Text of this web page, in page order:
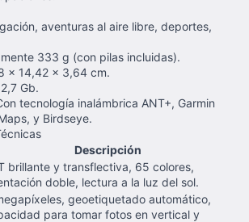
aventuras al aire libre, deportes,
333 g (con pilas incluidas).
x 14,42 x 3,64 cm.
2,7 Gb.
tecnología inalámbrica ANT+, Garmin
y Birdseye.
Descripción
brillante y transflectiva, 65 colores,
doble, lectura a la luz del sol.
geoetiquetado automático,
para tomar fotos en vertical y